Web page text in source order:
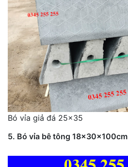
Bó vỉa giả đá 25x35
5. Bó vỉa bê tông 18x30x100cm